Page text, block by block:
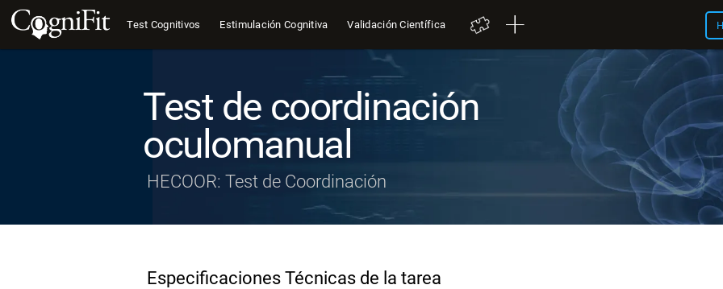
Test Cognitivos Estimulación Cognitiva Validación Científica
Test de coordinación
oculomanual
HECOOR: Test de Coordinación
Especificaciones Técnicas de la tarea